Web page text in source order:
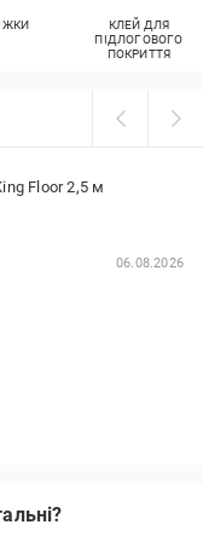
КЛЕЙ ДЛЯ
ПІДЛОГОВОГО
ПОКРИТТЯ
Floor 2,5 м
06.08.2026